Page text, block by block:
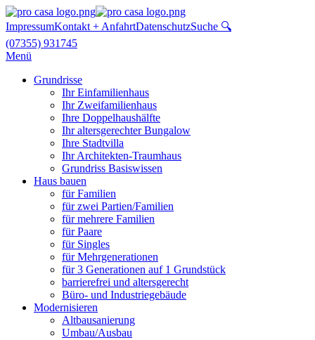
ImpressumKontakt + AnfahrtDatenschutzSuche 🔍
(07355) 931745
Menü
Grundrisse
Ihr Einfamilienhaus
Ihr Zweifamilienhaus
Ihre Doppelhaushälfte
Ihr altersgerechter Bungalow
Ihre Stadtvilla
Ihr Architekten-Traumhaus
Grundriss Basiswissen
Haus bauen
für Familien
für zwei Partien/Familien
für mehrere Familien
für Paare
für Singles
für Mehrgenerationen
für 3 Generationen auf 1 Grundstück
barrierefrei und altersgerecht
Büro- und Industriegebäude
Modernisieren
Altbausanierung
Umbau/Ausbau